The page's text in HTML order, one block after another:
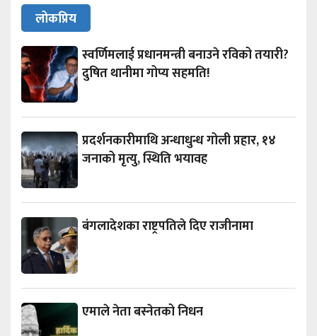
लोकप्रिय
स्वर्णिमलाई प्रधानमन्त्री बनाउने रविको तयारी?
दुषित थानीमा गोप्य सहमति!
प्रदर्शनकारीमाथि अन्धाधुन्ध गोली प्रहार, १४
जनाको मृत्यु, स्थिति भयावह
बंगलादेशका राष्ट्रपतिले दिए राजीनामा
एमाले नेता बस्नेतको निधन